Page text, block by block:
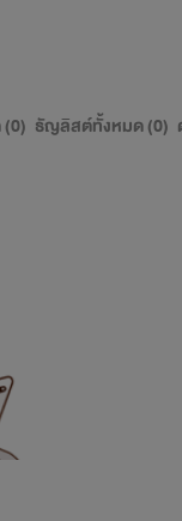
0) ธัญลิสต์ทั้งหมด (0)